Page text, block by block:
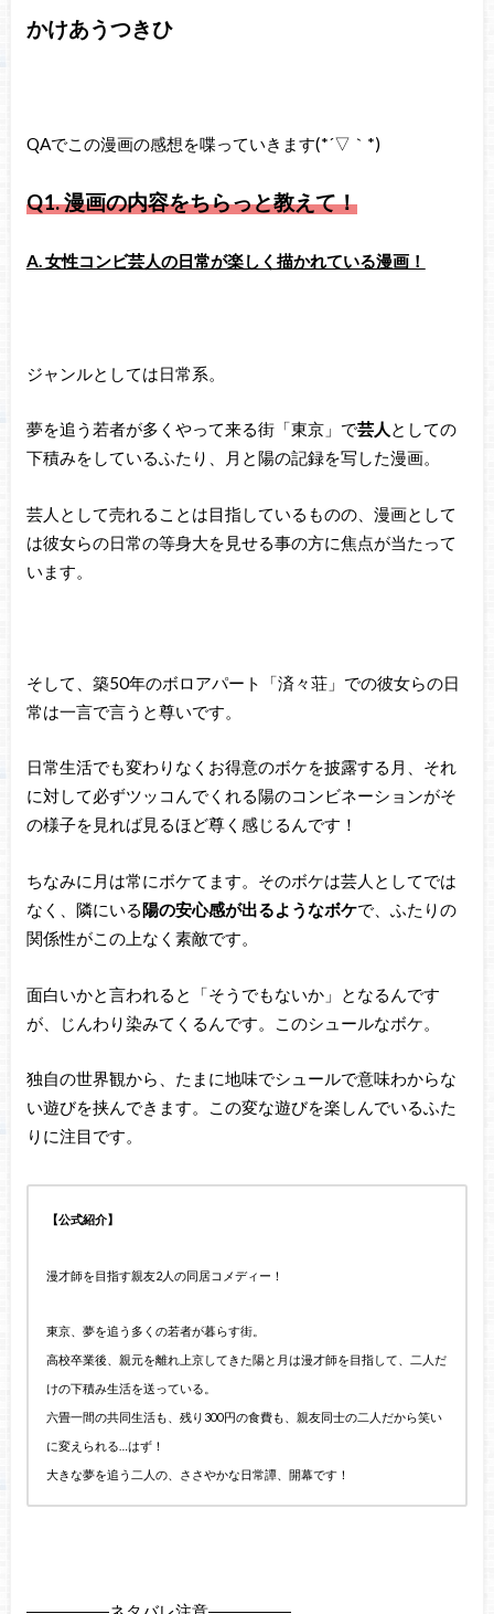
かけあうつきひ
QAでこの漫画の感想を喋っていきます(*´▽｀*)
Q1.漫画の内容をちらっと教えて！
A. 女性コンビ芸人の日常が楽しく描かれている漫画！
ジャンルとしては日常系。
夢を追う若者が多くやって来る街「東京」で芸人 としての
下積みをしているふたり、月と陽の記録を写した漫画。
芸人として売れることは目指しているものの、漫画として
は彼女らの日常の等身大を見せる事の方に焦点が当たって
います。
そして、築50年のボロアパート「済々荘」での彼女らの日
常は一言で言うと尊いです。
日常生活でも変わりなくお得意のボケを披露する月、それ
に対して必ずツッコんでくれる陽のコンビネーションがそ
の様子を見れば見るほど尊く感じるんです！
ちなみに月は常にボケてます。そのボケは芸人としてでは
なく、隣にいる陽の安心感が出るようなボケで、ふたりの
関係性がこの上なく素敵です。
面白いかと言われると「そうでもないか」となるんです
が、じんわり染みてくるんです。このシュールなボケ。
独自の世界観から、たまに地味でシュールで意味わからな
い遊びを挟んできます。この変な遊びを楽しんでいるふた
りに注目です。
【公式紹介】
漫才師を目指す親友2人の同居コメディー！
東京、夢を追う多くの若者が暮らす街。
高校卒業後、親元を離れ上京してきた陽と月は漫才師を目指して、二人だ
けの下積み生活を送っている。
六畳一間の共同生活も、残り300円の食費も、 親友同士の二人だから笑い
に変えられる…はず！
大きな夢を追う二人の、ささやかな日常譚、開幕です！